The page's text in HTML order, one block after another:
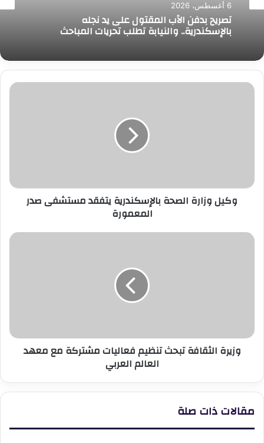
6 أغسطس، 2026
تصريح بدفن الأب المقتول على يد نجله
بالإسكندرية.. والنيابة تطلب تحريات المباحث
وكيل
وكيل وزارة الصحة بالإسكندرية يتفقد مستشفى صدر
المعمورة
وزيرة
العالم
العربيوزيرة الثقافة تبحث تنظيم فعاليات مشتركة مع معهد
العالم العربي
مقالات ذات صلة